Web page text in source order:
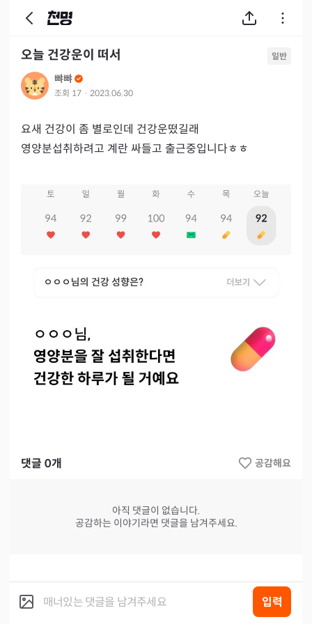
오늘 건강운이 떠서 일반
뺘뺘
조회 17 · 2023.06.30
요새 건강이 좀 별로인데 건강운떴길래
영양분섭취하려고 계란 싸들고 출근중입니다ㅎㅎ
댓글 0개 공감해요
아직 댓글이 없습니다.
공감하는 이야기라면 댓글을 남겨주세요.
입력